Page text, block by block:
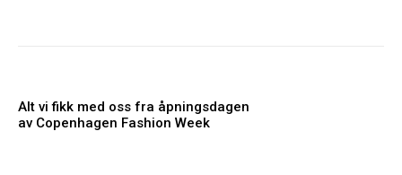
Alt vi fikk med oss fra åpningsdagen
av Copenhagen Fashion Week